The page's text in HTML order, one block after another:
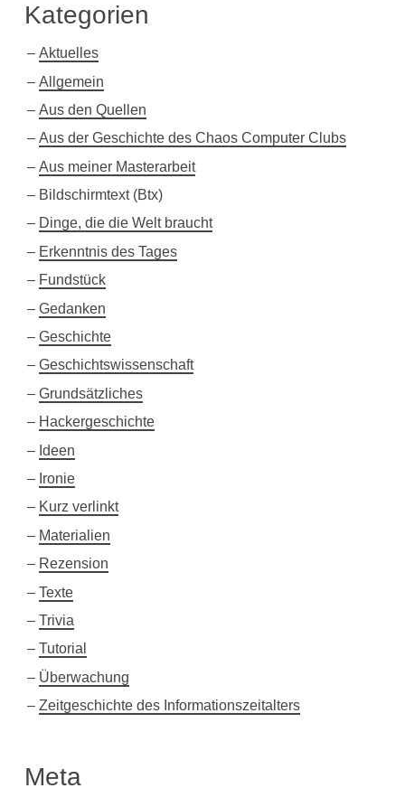
Kategorien
Aktuelles
Allgemein
Aus den Quellen
Aus der Geschichte des Chaos Computer Clubs
Aus meiner Masterarbeit
Bildschirmtext (Btx)
Dinge, die die Welt braucht
Erkenntnis des Tages
Fundstück
Gedanken
Geschichte
Geschichtswissenschaft
Grundsätzliches
Hackergeschichte
Ideen
Ironie
Kurz verlinkt
Materialien
Rezension
Texte
Trivia
Tutorial
Überwachung
Zeitgeschichte des Informationszeitalters
Meta